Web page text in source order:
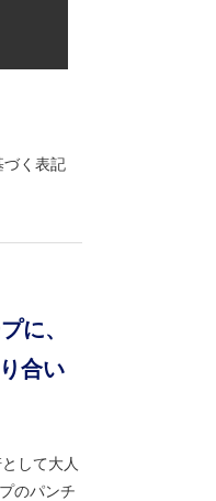
づく表記
に、
合い
して大人
のパンチ